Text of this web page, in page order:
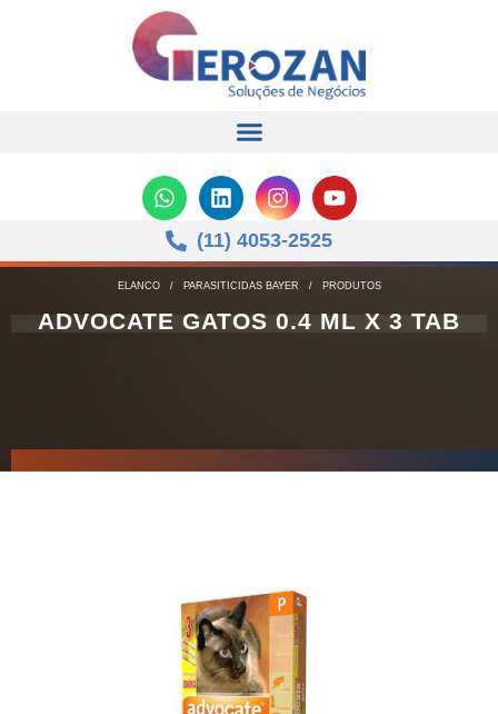
(11) 4053-2525
ELANCO/ PARASITICIDAS BAYER / PRODUTOS
ADVOCATE GATOS 0.4 ML X 3 TAB